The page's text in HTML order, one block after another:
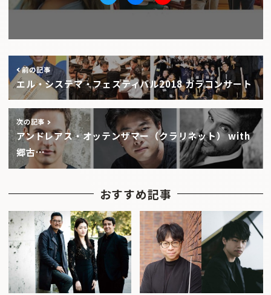
TwitterfacebookYoutube
前の記事
エル・システマ・フェスティバル2018 ガラコンサート
次の記事
アンドレアス・オッテンザマー（クラリネット） with
郷古…
おすすめ記事